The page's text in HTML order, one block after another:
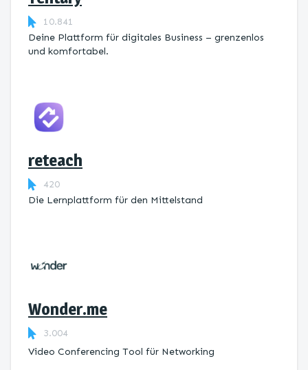
10.841
Deine Plattform für digitales Business – grenzenlos
und komfortabel.
reteach
420
Die Lernplattform ​für den Mittelstand
Wonder.me
3.004
Video Conferencing Tool für Networking